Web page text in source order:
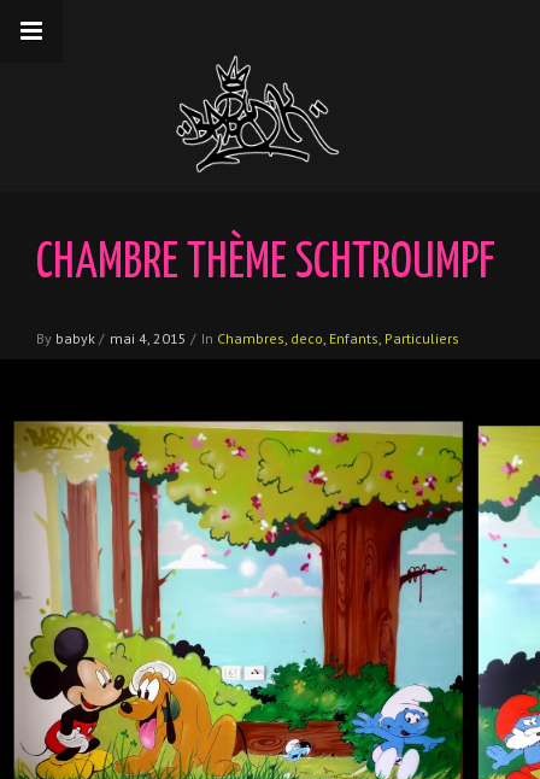
__gaTracker('send','pageview');
CHAMBRE THÈME SCHTROUMPF
By babyk / mai 4, 2015 / In Chambres deco Enfants Particuliers